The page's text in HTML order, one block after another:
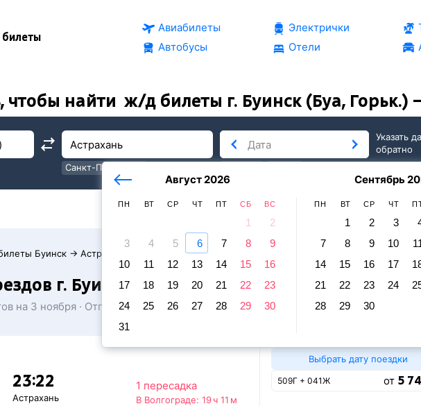
Авиабилеты
Автобусы
Электрички
Отели
чтобы найти ж/д билеты г. Буинск (Буа, Горьк.)
Санкт-Петербург
Август 2026
ПН ВТ СР ЧТ ПТ СБ ВС
1
2
3
4 5 6 7 8
9
10
11 12 13 14 15
16
17
18 19 20 21 22
23
24
25 26 27 28 29
30
31
Сентябрь
ПН ВТ СР ЧТ
1 2 3
7
8 9 10
14
15 16 17
21
22 23 24
28
29 30
послезавтра
Указать
обратно
Буинск → Астрахань
г. Буинск (Буа, Горьк.) — Астрахань
на 3 ноября · Отправление и прибытие по местному времени. Цены за 1
23:22
Астрахань
1 пересадка
В Волгограде: 19 ч 11 м
Выбрать дату поездки
509Г + 041Ж от 5